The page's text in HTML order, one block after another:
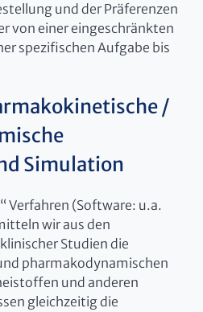
und der Präferenzen
von einer eingeschränkten
spezifischen Aufgabe bis
/
Simulation
Verfahren (Software: u.a.
wir aus den
Studien die
pharmakodynamischen
und anderen
gleichzeitig die